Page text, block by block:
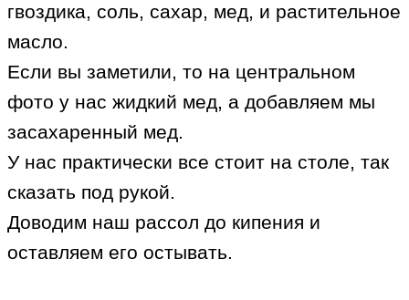
гвоздика, соль, сахар, мед, и растительное
масло.
Если вы заметили, то на центральном
фото у нас жидкий мед, а добавляем мы
засахаренный мед.
У нас практически все стоит на столе, так
сказать под рукой.
Доводим наш рассол до кипения и
оставляем его остывать.